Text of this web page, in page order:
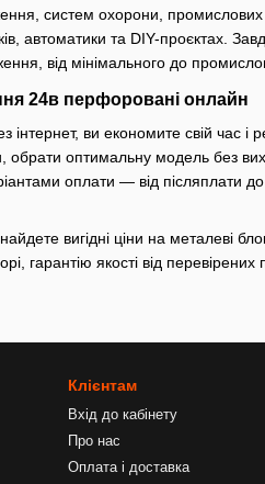
систем охорони,
автоматики та DIY-проєктах.
від мінімального до
24в перфоровані онлайн
ви економите свій час і
обрати оптимальну модель без
оплати — від
вигідні ціни на металеві
гарантію якості від
Клієнтам
Вхід до кабінету
Про нас
Оплата і доставка